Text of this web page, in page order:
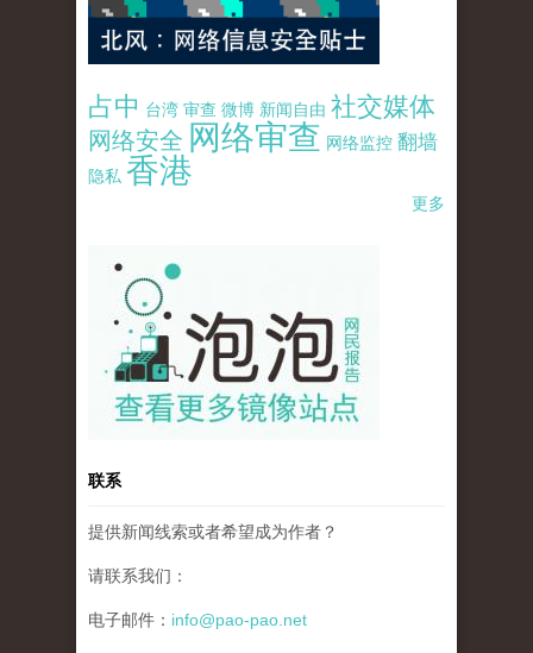
占中 台湾 审查 微博 新闻自由 社交媒体
网络安全 网络审查 网络监控 翻墙
隐私 香港
更多
pao-pao-banner-mirror-site-120814.jpg
联系
提供新闻线索或者希望成为作者？
请联系我们：
电子邮件： info@pao-pao.net